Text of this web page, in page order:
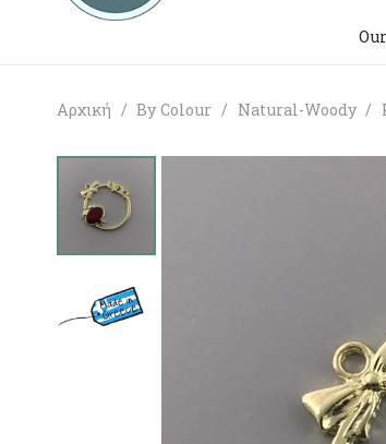
Αρχική / By Colour / Natural-Woody /